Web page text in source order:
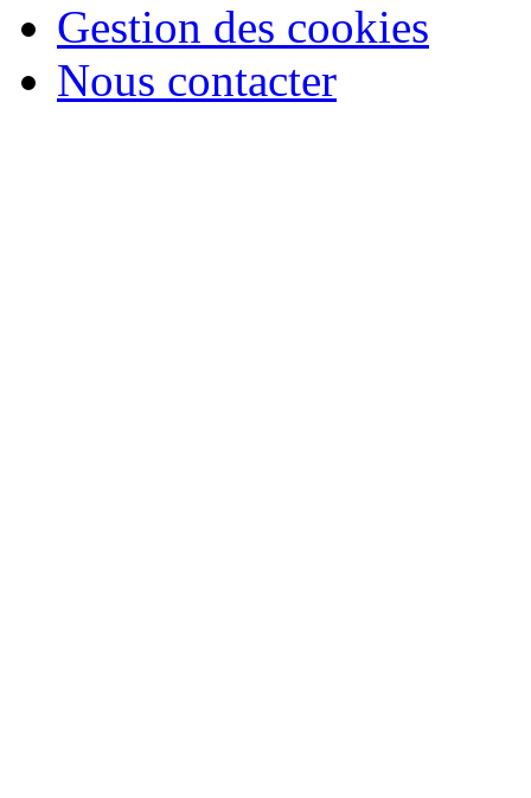
Gestion des cookies
Nous contacter